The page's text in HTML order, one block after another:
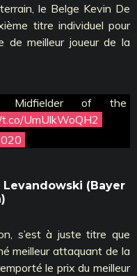
le Belge Kevin De
titre individuel pour
de meilleur joueur de la
Midfielder of the
UmUlkWoQH2
(Bayer
s’est à juste titre que
meilleur attaquant de la
le prix du meilleur